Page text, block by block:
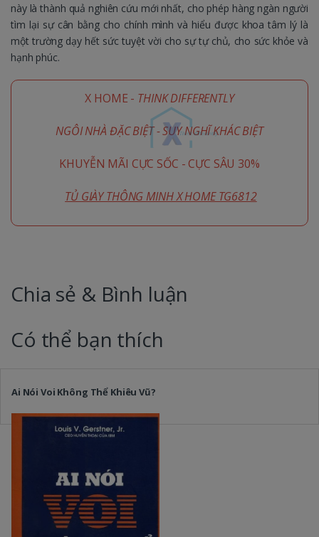
này là thành quả nghiên cứu mới nhất, cho phép hàng ngàn người
tìm lại sự cân bằng cho chính mình và hiểu được khoa tâm lý là
một trường dạy hết sức tuyệt vời cho sự tự chủ, cho sức khỏe và
hạnh phúc.
X HOME - THINK DIFFERENTLY
NGÔI NHÀ ĐẶC BIỆT - SUY NGHĨ KHÁC BIỆT
KHUYỄN MÃI CỰC SỐC - CỰC SÂU 30%
TỦ GIÀY THÔNG MINH X HOME TG6812
Chia sẻ & Bình luận
Có thể bạn thích
Ai Nói Voi Không Thể Khiêu Vũ?